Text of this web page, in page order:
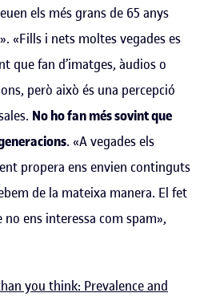
els més grans de 65 anys
«Fills i nets moltes vegades es
que fan d’imatges, àudios o
però això és una percepció
No ho fan més sovint que
. «A vegades els
propera ens envien continguts
de la mateixa manera. El fet
ens interessa com spam»,
you think: Prevalence and